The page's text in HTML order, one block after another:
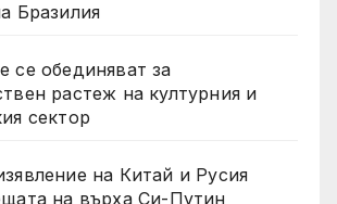
Бразилия
се обединяват за
растеж на културния и
сектор
на Китай и Русия
на върха Си-Путин